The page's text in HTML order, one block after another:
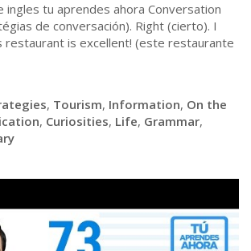
ingles tu aprendes ahora Conversation
de conversación). Right (cierto). I
restaurant is excellent! (este restaurante
, Tourism, Information, On the
, Curiosities, Life, Grammar,